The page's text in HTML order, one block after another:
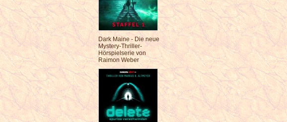
Dark Maine - Die neue
Mystery-Thriller-
Hörspielserie von
Raimon Weber